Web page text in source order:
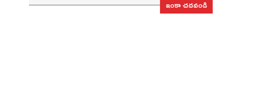
ఇంకా చదవండి